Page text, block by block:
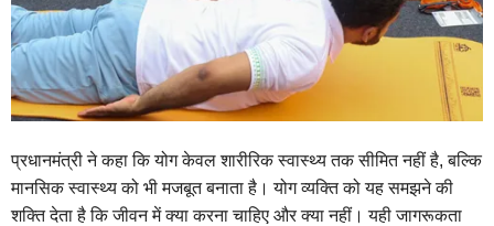
प्रधानमंत्री ने कहा कि योग केवल शारीरिक स्वास्थ्य तक सीमित नहीं है, बल्कि
मानसिक स्वास्थ्य को भी मजबूत बनाता है। योग व्यक्ति को यह समझने की
शक्ति देता है कि जीवन में क्या करना चाहिए और क्या नहीं। यही जागरूकता